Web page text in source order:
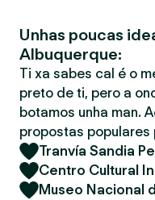
Unhas poucas
Albuquerque:
Ti xa sabes cal é o
preto de ti, pero a
botamos unha man.
propostas populares
Tranvía Sandia
Centro Cultural
Museo Nacional